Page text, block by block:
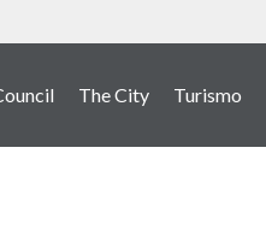
The City Turismo